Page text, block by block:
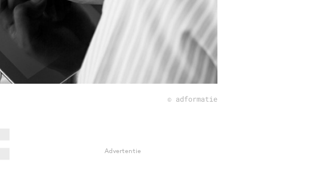
© adformatie
Advertentie